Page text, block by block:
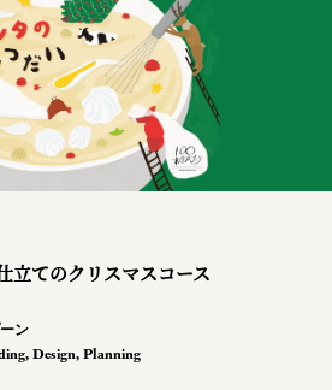
立てのクリスマスコース
ン
,Design,Planning